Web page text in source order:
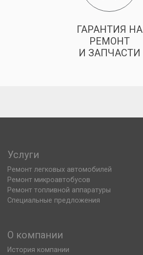
ГАРАНТИЯ НА
РЕМОНТ
И ЗАПЧАСТИ
Услуги
Ремонт легковых автомобилей
Ремонт микроавтобусов
Ремонт топливной аппаратуры
Специальные предложения
О компании
История компании